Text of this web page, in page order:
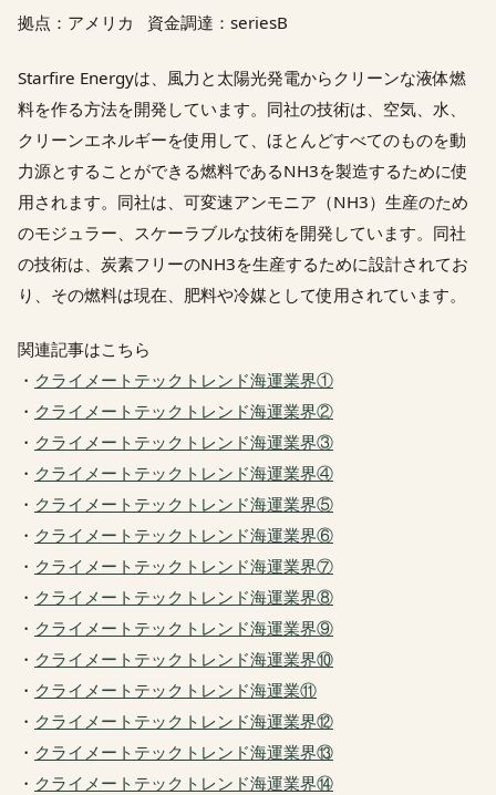
拠点：アメリカ 資金調達：seriesB
Starfire Energyは、風力と太陽光発電からクリーンな液体燃
料を作る方法を開発しています。同社の技術は、空気、水、
クリーンエネルギーを使用して、ほとんどすべてのものを動
力源とすることができる燃料であるNH3を製造するために使
用されます。同社は、可変速アンモニア（NH3）生産のため
のモジュラー、スケーラブルな技術を開発しています。同社
の技術は、炭素フリーのNH3を生産するために設計されてお
り、その燃料は現在、肥料や冷媒として使用されています。
関連記事はこちら
・ クライメートテックトレンド海運業界①
・ クライメートテックトレンド海運業界②
・ クライメートテックトレンド海運業界③
・ クライメートテックトレンド海運業界④
・ クライメートテックトレンド海運業界⑤
・ クライメートテックトレンド海運業界⑥
・ クライメートテックトレンド海運業界⑦
・ クライメートテックトレンド海運業界⑧
・ クライメートテックトレンド海運業界⑨
・ クライメートテックトレンド海運業界⑩
・ クライメートテックトレンド海運業⑪
・ クライメートテックトレンド海運業界⑫
・ クライメートテックトレンド海運業界⑬
・ クライメートテックトレンド海運業界⑭